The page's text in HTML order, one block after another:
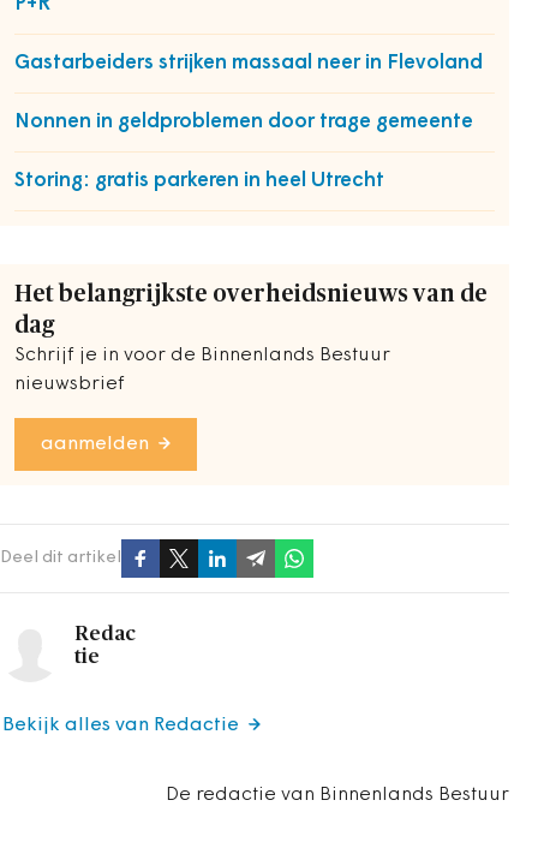
P+R
Gastarbeiders strijken massaal neer in Flevoland
Nonnen in geldproblemen door trage gemeente
Storing: gratis parkeren in heel Utrecht
Het belangrijkste overheidsnieuws van de
dag
Schrijf je in voor de Binnenlands Bestuur
nieuwsbrief
aanmelden
Deel dit artikel
Redac
tie
De redactie van Binnenlands Bestuur
Bekijk alles van Redactie